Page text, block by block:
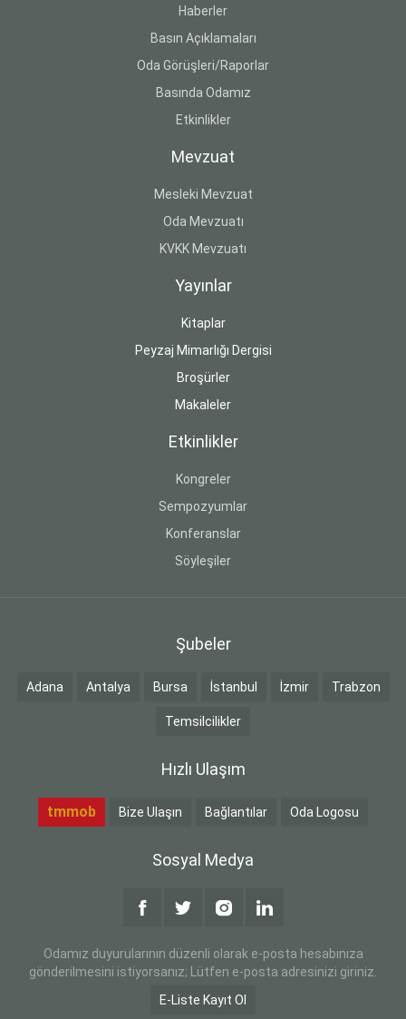
Haberler
Basın Açıklamaları
Oda Görüşleri/Raporlar
Basında Odamız
Etkinlikler
Mevzuat
Mesleki Mevzuat
Oda Mevzuatı
KVKK Mevzuatı
Yayınlar
Kitaplar
Peyzaj Mimarlığı Dergisi
Broşürler
Makaleler
Etkinlikler
Kongreler
Sempozyumlar
Konferanslar
Söyleşiler
Şubeler
Adana Antalya Bursa İstanbul İzmir Trabzon
Temsilcilikler
Hızlı Ulaşım
tmmob Bize Ulaşın Bağlantılar Oda Logosu
Sosyal Medya
Odamız duyurularının düzenli olarak e-posta hesabınıza
gönderilmesini istiyorsanız; Lütfen e-posta adresinizi giriniz.
E-Liste Kayıt Ol